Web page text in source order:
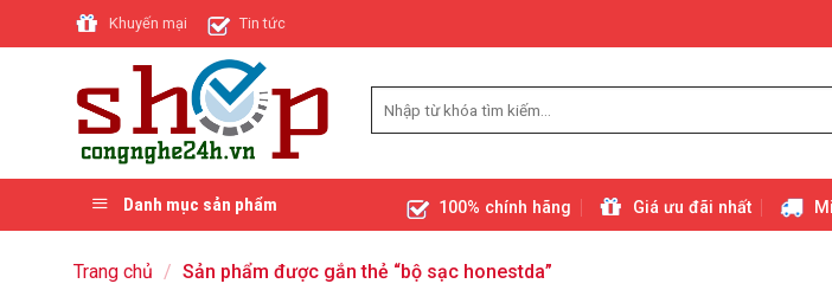
to
Khuyến mại Tin tức
Danh mục sản phẩm 100% chính hãng Giá ưu đãi nhất
Trang chủ / Sản phẩm được gắn thẻ “bộ sạc honestda”